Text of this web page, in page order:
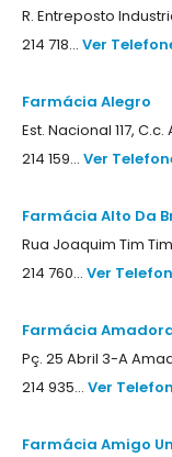
R. Entreposto
214 718... Ver
Farmácia Alegro
Est. Nacional 117,
214 159... Ver
Farmácia Alto Da
Rua Joaquim Tim
214 760... Ver
Farmácia
Pç. 25 Abril 3-A
214 935... Ver
Farmácia Amigo